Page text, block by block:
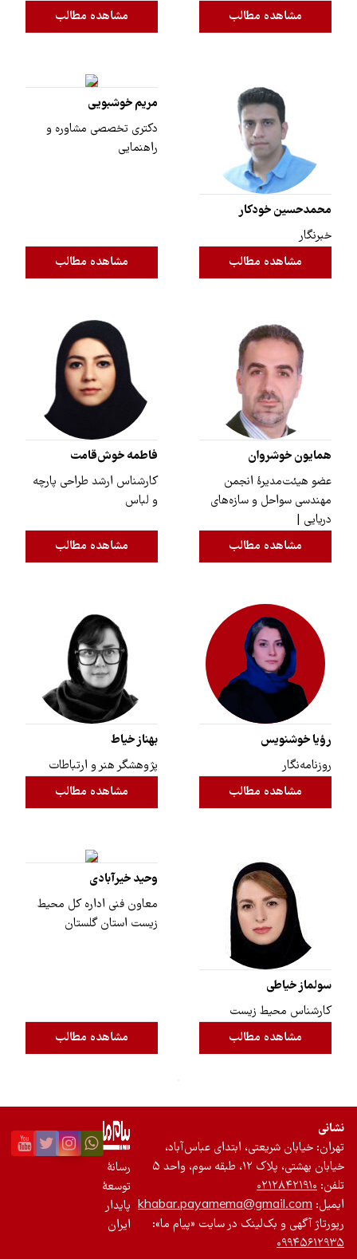
مشاهده مطالب
مشاهده مطالب
محمدحسین خودکار
خبرنگار
مشاهده مطالب
مریم خوشبویی
دکتری تخصصی مشاوره و
راهنمایی
مشاهده مطالب
همایون خوشروان
عضو هیئت‌مدیرۀ انجمن
مهندسی سواحل و سازه‌های
دریایی |
مشاهده مطالب
فاطمه خوش‌قامت
کارشناس ارشد طراحی پارچه
و لباس
مشاهده مطالب
رؤیا خوشنویس
روزنامه‌نگار
مشاهده مطالب
بهناز خیاط
پژوهشگر هنر و ارتباطات
مشاهده مطالب
سولماز خیاطی
کارشناس محیط زیست
مشاهده مطالب
وحید خیرآبادی
معاون فنی اداره کل محیط
‌زیست استان گلستان
مشاهده مطالب
نشانی
تهران: خیابان شریعتی، ابتدای عباس‌آباد،
خیابان بهشتی، پلاک ۱۲، طبقه سوم، واحد ۵
تلفن: ۰۲۱۲۸۴۲۱۹۱۰
ایمیل: khabar.payamema@gmail.com
رپورتاژ آگهی و بک‌لینک در سایت «پیام ما»:
۰۹۹۴۵۶۱۲۹۳۵
رسانۀ
توسعۀ
پایدار
ایران